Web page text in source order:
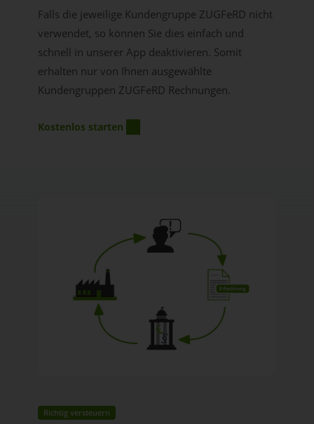
Falls die jeweilige Kundengruppe ZUGFeRD nicht
verwendet, so können Sie dies einfach und
schnell in unserer App deaktivieren. Somit
erhalten nur von Ihnen ausgewählte
Kundengruppen ZUGFeRD Rechnungen.
Kostenlos starten
Richtig versteuern